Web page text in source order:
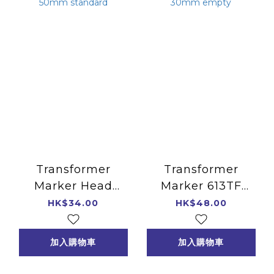
Transformer
Marker Head
50mm standard
HK$34.00
加入購物車
Transformer
Marker 613TF
30mm empty
HK$48.00
加入購物車